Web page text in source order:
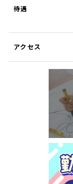
待遇
アクセス